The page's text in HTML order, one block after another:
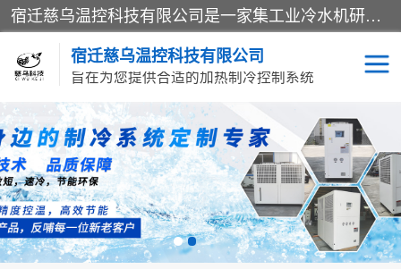
宿迁慈乌温控科技有限公司是一家集工业冷水机研发、制造、营销、服务于一体的技术生产型企业，经营范围包括：冷水机、螺杆式冷水机组、工业冷水机、水冷式冷水机、风冷式冷水机组、风冷螺杆式冷冻机组、冷冻机、注塑专用冷水机、混泥土专用冷水机、低温防爆冷水机组等。专业温控设备供应商 模温机/冷水机/导热油炉定制服务等
宿迁慈乌温控科技有限公司
旨在为您提供合适的加热制冷控制系统
冷水机 模温机
导热油加热器